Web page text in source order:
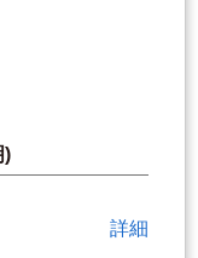
)
詳細